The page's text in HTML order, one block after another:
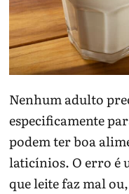
Nenhum adulto
especificamente
podem ter boa
laticínios. O erro é
que leite faz mal